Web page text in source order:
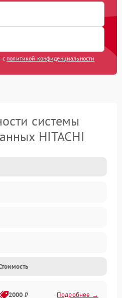
с политикой конфиденциальности
системы
HITACHI
2000 ₽ Подробнее →